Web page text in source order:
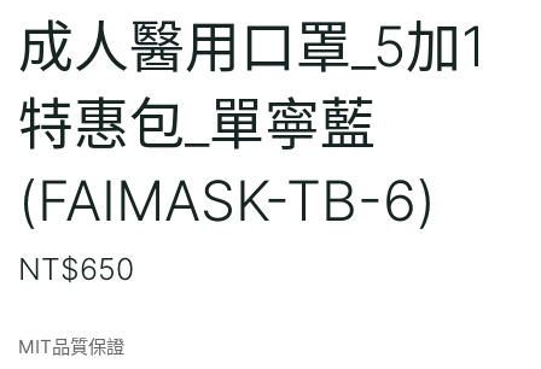
成人醫用口罩_5加1
特惠包_單寧藍
(FAIMASK-TB-6)
NT$650
MIT品質保證